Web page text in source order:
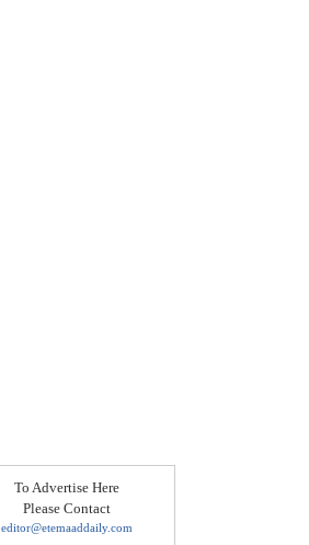
To Advertise Here
Please Contact
editor@etemaaddaily.com